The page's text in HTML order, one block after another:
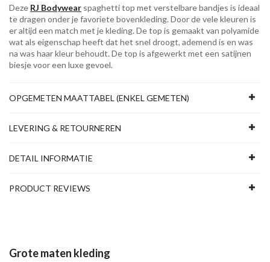
Deze RJ Bodywear spaghetti top met verstelbare bandjes is ideaal
te dragen onder je favoriete bovenkleding. Door de vele kleuren is
er altijd een match met je kleding. De top is gemaakt van polyamide
wat als eigenschap heeft dat het snel droogt, ademend is en was
na was haar kleur behoudt. De top is afgewerkt met een satijnen
biesje voor een luxe gevoel.
OPGEMETEN MAATTABEL (ENKEL GEMETEN)
LEVERING & RETOURNEREN
DETAIL INFORMATIE
PRODUCT REVIEWS
Grote maten kleding